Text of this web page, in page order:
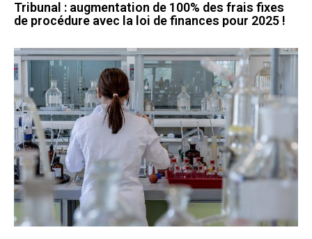
Tribunal : augmentation de 100% des frais fixes
de procédure avec la loi de finances pour 2025 !